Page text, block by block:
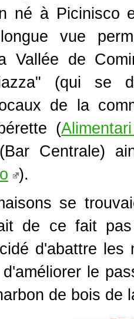
né à Picinisco
vue
Vallée de
(qui se
de la
(
Centrale)
).
se
de ce fait
d'abattre les
le
de bois de